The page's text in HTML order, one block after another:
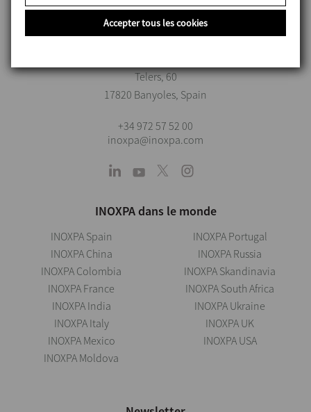
Telers, 60
17820 Banyoles, Spain
+34 972 57 52 00
inoxpa@inoxpa.com
INOXPA dans le monde
INOXPA Spain
INOXPA China
INOXPA Colombia
INOXPA France
INOXPA India
INOXPA Italy
INOXPA Mexico
INOXPA Moldova
INOXPA Portugal
INOXPA Russia
INOXPA Skandinavia
INOXPA South Africa
INOXPA Ukraine
INOXPA UK
INOXPA USA
Accepter tous les cookies